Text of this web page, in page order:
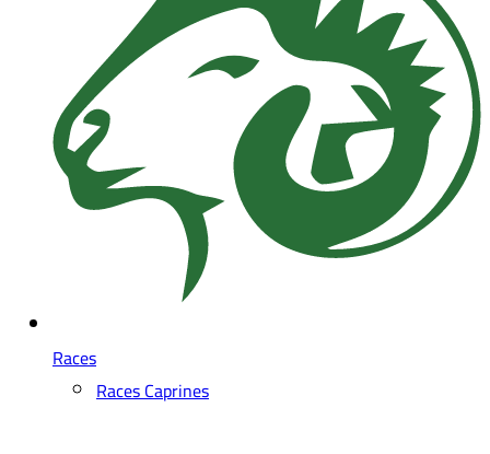
Races
Races Caprines